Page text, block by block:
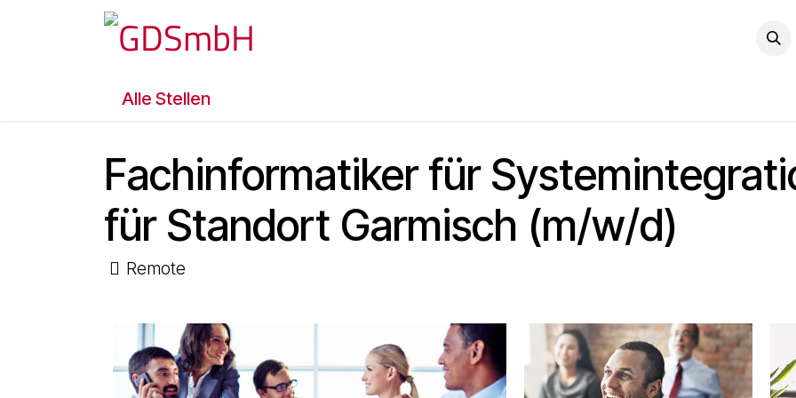
Zum Inhalt springen
Alle Stellen
Fachinformatiker für
für Standort Garmisch (m/w/d)
Remote